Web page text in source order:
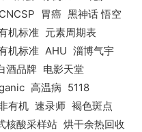
CNCSP 胃癌 黑神话 悟空
机标准 元素周期表
机标准 AHU 淄博气宇
酒品牌 电影天堂
高温病 5118
有机 速录师 褐色斑点
核酸采样站 烘干余热回收